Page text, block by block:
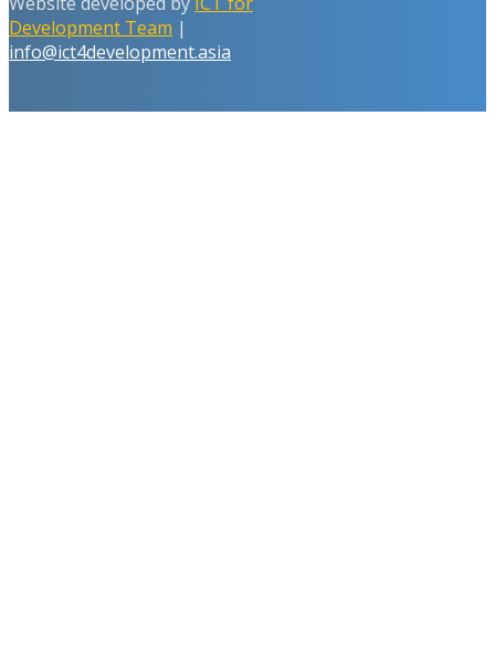
Development Team |
info@ict4development.asia